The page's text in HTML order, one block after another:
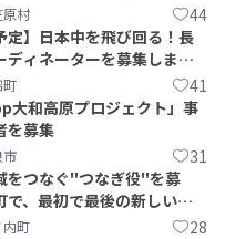
原村 44
定】日本中を飛び回る！長
ディネーターを募集しま
町 41
大和高原プロジェクト」事
を募集
市 31
をつなぐ"つなぎ役"を募
で、最初で最後の新しい学
に
内町 28